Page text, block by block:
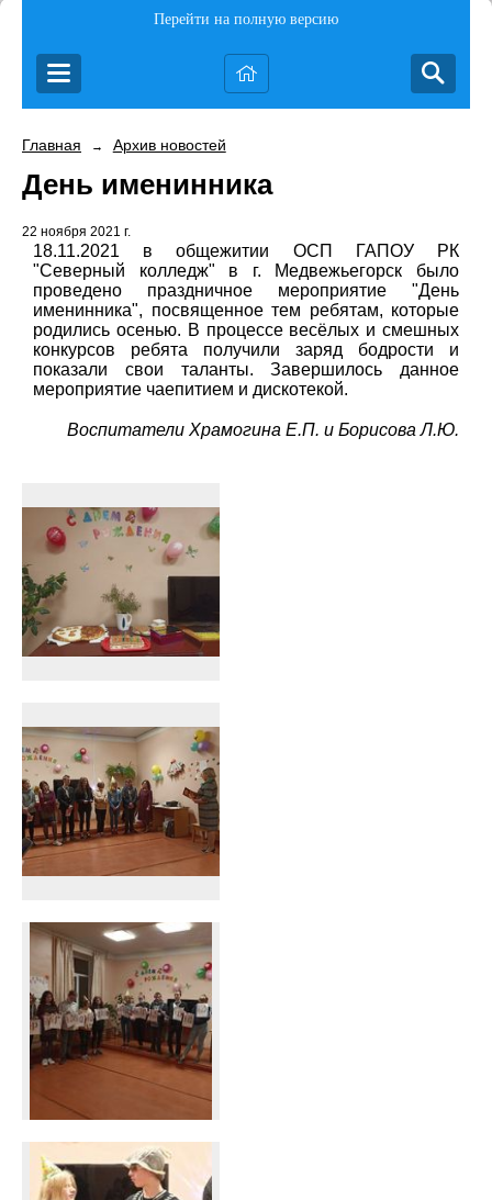
Перейти на полную версию
Главная → Архив новостей
День именинника
22 ноября 2021 г.
18.11.2021 в общежитии ОСП ГАПОУ РК
"Северный колледж" в г. Медвежьегорск было
проведено праздничное мероприятие "День
именинника", посвященное тем ребятам, которые
родились осенью. В процессе весёлых и смешных
конкурсов ребята получили заряд бодрости и
показали свои таланты. Завершилось данное
мероприятие чаепитием и дискотекой.
Воспитатели Храмогина Е.П. и Борисова Л.Ю.